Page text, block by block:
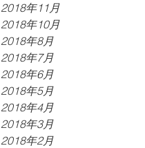
2018年11月
2018年10月
2018年8月
2018年7月
2018年6月
2018年5月
2018年4月
2018年3月
2018年2月